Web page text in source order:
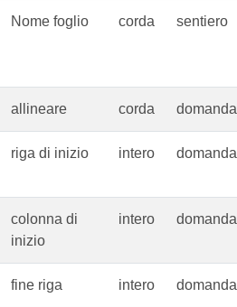
Nome foglio corda sentiero
allineare corda domanda
riga di inizio intero domanda
colonna di
inizio
intero domanda
fine riga intero domanda